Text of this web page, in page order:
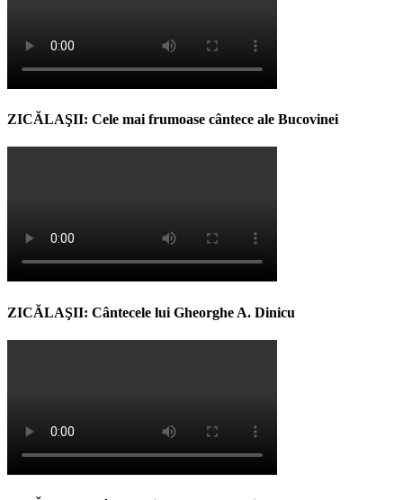
ZICĂLAŞII: Cele mai frumoase cântece ale Bucovinei
ZICĂLAŞII: Cântecele lui Gheorghe A. Dinicu